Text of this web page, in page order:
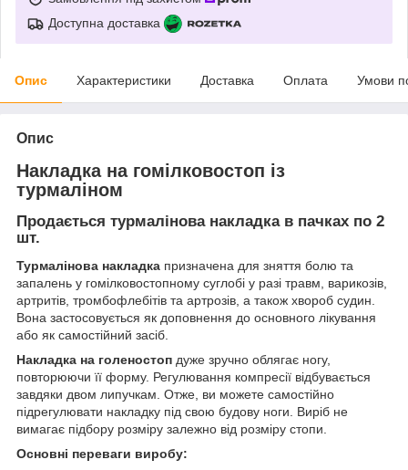
Доступна доставка
Опис Характеристики Доставка Оплата Умови
Опис
Накладка на гомілковостоп із
турмаліном
Продається турмалінова накладка в пачках по 2
шт.
Турмалінова накладка призначена для зняття болю та
запалень у гомілковостопному суглобі у разі травм, варикозів,
артритів, тромбофлебітів та артрозів, а також хвороб судин.
Вона застосовується як доповнення до основного лікування
або як самостійний засіб.
Накладка на голеностоп дуже зручно облягає ногу,
повторюючи її форму. Регулювання компресії відбувається
завдяки двом липучкам. Отже, ви можете самостійно
підрегулювати накладку під свою будову ноги. Виріб не
вимагає підбору розміру залежно від розміру стопи.
Основні переваги виробу: